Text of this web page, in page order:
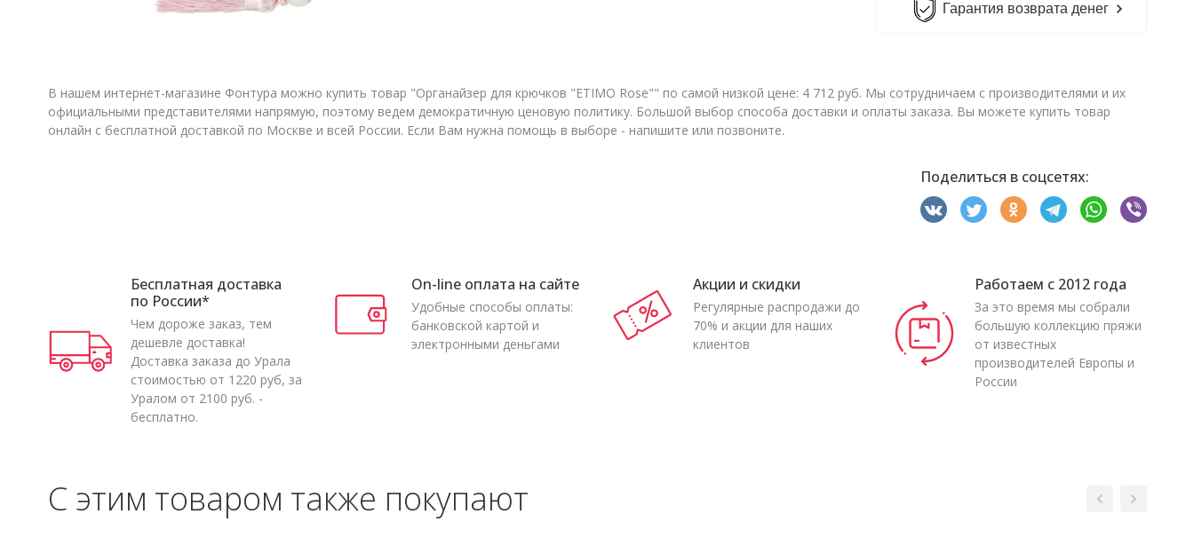
Гарантия возврата денег
В нашем интернет-магазине Фонтура можно купить товар "Органайзер для крючков "ETIMO Rose"" по самой низкой цене: 4 712 руб. Мы сотрудничаем с производителями и их
официальными представителями напрямую, поэтому ведем демократичную ценовую политику. Большой выбор способа доставки и оплаты заказа. Вы можете купить товар
онлайн с бесплатной доставкой по Москве и всей России. Если Вам нужна помощь в выборе - напишите или позвоните.
Поделиться в соцсетях:
Бесплатная доставка
по России*
Чем дороже заказ, тем
дешевле доставка!
Доставка заказа до Урала
стоимостью от 1220 руб, за
Уралом от 2100 руб. -
бесплатно.
On-line оплата на сайте
Удобные способы оплаты:
банковской картой и
электронными деньгами
Акции и скидки
Регулярные распродажи до
70% и акции для наших
клиентов
Работаем с 2012 года
За это время мы собрали
большую коллекцию пряжи
от известных
производителей Европы и
России
С этим товаром также покупают